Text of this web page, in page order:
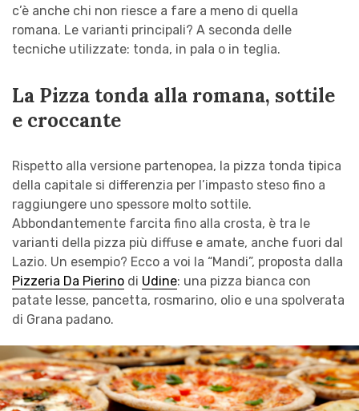
c’è anche chi non riesce a fare a meno di quella
romana. Le varianti principali? A seconda delle
tecniche utilizzate: tonda, in pala o in teglia.
La Pizza tonda alla romana, sottile
e croccante
Rispetto alla versione partenopea, la pizza tonda tipica
della capitale si differenzia per l’impasto steso fino a
raggiungere uno spessore molto sottile.
Abbondantemente farcita fino alla crosta, è tra le
varianti della pizza più diffuse e amate, anche fuori dal
Lazio. Un esempio? Ecco a voi la “Mandi”, proposta dalla
Pizzeria Da Pierino di Udine: una pizza bianca con
patate lesse, pancetta, rosmarino, olio e una spolverata
di Grana padano.